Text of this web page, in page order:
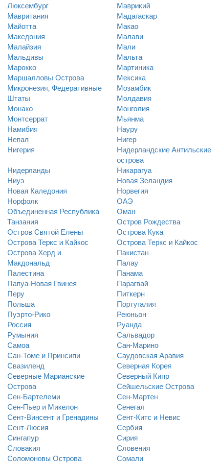
Люксембург
Маврикий
Мавритания
Мадагаскар
Майотта
Макао
Македония
Малави
Малайзия
Мали
Мальдивы
Мальта
Марокко
Мартиника
Маршалловы Острова
Мексика
Микронезия, Федеративные
Штаты
Мозамбик
Молдавия
Монако
Монголия
Монтсеррат
Мьянма
Намибия
Науру
Непал
Нигер
Нигерия
Нидерландские Антильские
острова
Нидерланды
Никарагуа
Ниуэ
Новая Зеландия
Новая Каледония
Норвегия
Норфолк
ОАЭ
Объединенная Республика
Танзания
Оман
Остров Рождества
Остров Святой Елены
Острова Кука
Острова Теркс и Кайкос
Острова Теркс и Кайкос
Острова Херд и
Макдональд
Пакистан
Палау
Палестина
Панама
Папуа-Новая Гвинея
Парагвай
Перу
Питкерн
Польша
Португалия
Пуэрто-Рико
Реюньон
Россия
Руанда
Румыния
Сальвадор
Самоа
Сан-Марино
Сан-Томе и Принсипи
Саудовская Аравия
Свазиленд
Северная Корея
Северные Марианские
Острова
Северный Кипр
Сейшельские Острова
Сен-Бартелеми
Сен-Мартен
Сен-Пьер и Микелон
Сенегал
Сент-Винсент и Гренадины
Сент-Китс и Невис
Сент-Люсия
Сербия
Сингапур
Сирия
Словакия
Словения
Соломоновы Острова
Сомали